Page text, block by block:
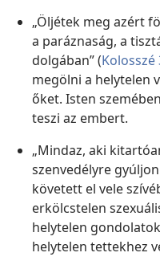
„Öljétek meg azért
a paráznaság, a
dolgában” (Kolosszé
megölni a helytelen
őket. Isten
teszi az embert.
„Mindaz, aki
szenvedélyre
követett el vele
erkölcstelen
helytelen
helytelen tettekhez